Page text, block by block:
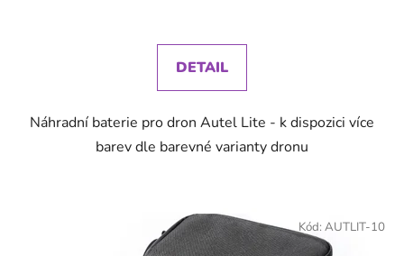
DETAIL
Náhradní baterie pro dron Autel Lite - k dispozici více
barev dle barevné varianty dronu
Kód: AUTLIT-10